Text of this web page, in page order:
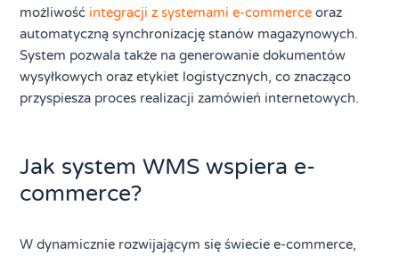
możliwość integracji z systemami e-commerceoraz
automatyczną synchronizację stanów magazynowych.
System pozwala także na generowanie dokumentów
wysyłkowych oraz etykiet logistycznych, co znacząco
przyspiesza proces realizacji zamówień internetowych.
Jak system WMS wspiera e-
commerce?
W dynamicznie rozwijającym się świecie e-commerce,